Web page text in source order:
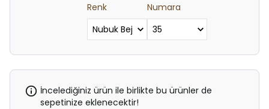
Renk
Numara
İncelediğiniz ürün ile birlikte bu ürünler de
sepetinize eklenecektir!